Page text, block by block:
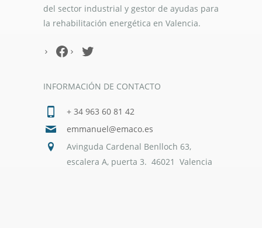
del sector industrial y gestor de ayudas para
la rehabilitación energética en Valencia.
Facebook
Twitter
INFORMACIÓN DE CONTACTO
+ 34 963 60 81 42
emmanuel@emaco.es
Avinguda Cardenal Benlloch 63,
escalera A, puerta 3. 46021 Valencia